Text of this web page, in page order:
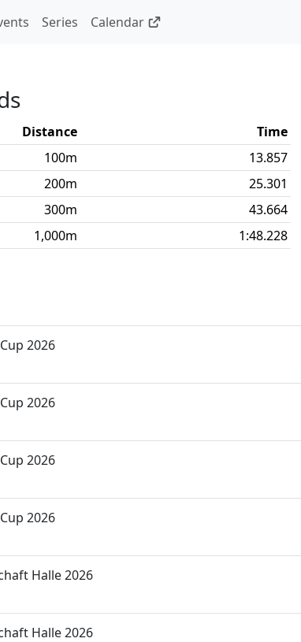
Series Calendar
Distance
Time
100m
13.857
200m
25.301
300m
43.664
1,000m 1:48.228
2026
2026
2026
2026
Halle 2026
Halle 2026